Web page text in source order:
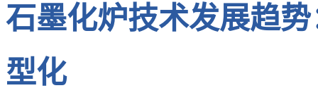
石墨化炉技术发展趋
型化